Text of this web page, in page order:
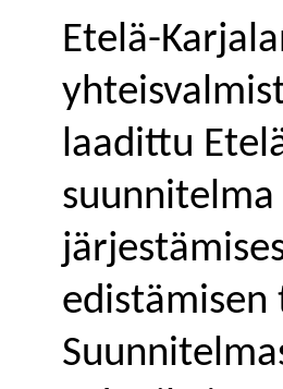
Etelä-
laadittu